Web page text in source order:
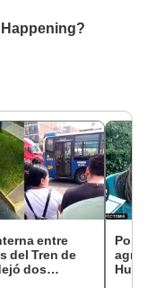
entre
del Tren de
dos